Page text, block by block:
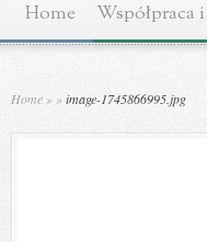
Home Współpraca
Home » »image-1745866995.jpg